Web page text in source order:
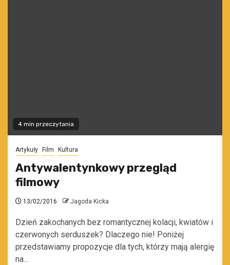
4 min przeczytania
Artykuły Film Kultura
Antywalentynkowy przegląd
filmowy
13/02/2016 Jagoda Kicka
Dzień zakochanych bez romantycznej kolacji, kwiatów i
czerwonych serduszek? Dlaczego nie! Poniżej
przedstawiamy propozycje dla tych, którzy mają alergię
na...